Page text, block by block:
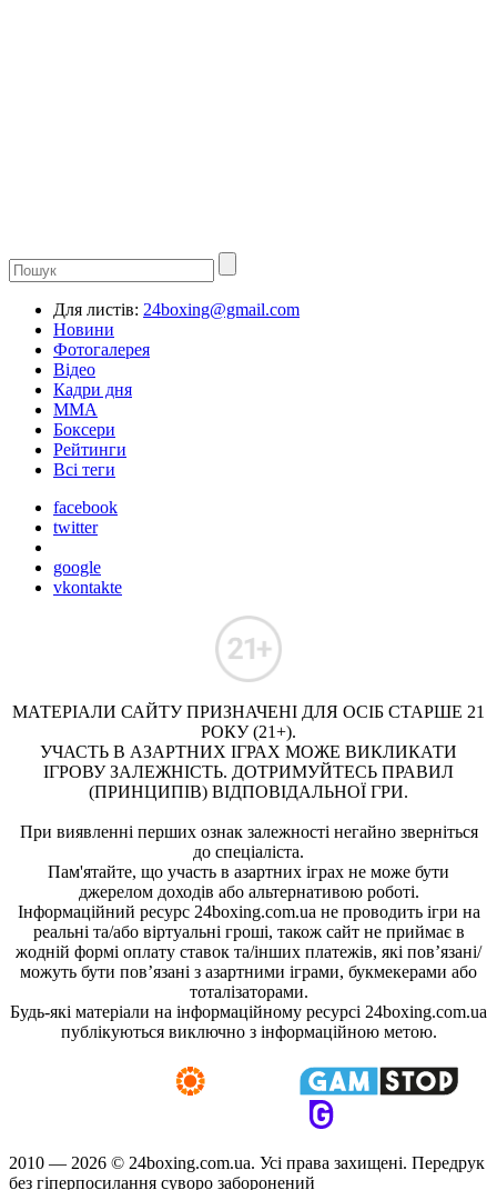
Для листів: 24boxing@gmail.com
Новини
Фотогалерея
Відео
Кадри дня
ММА
Боксери
Рейтинги
Всі теги
facebook
twitter
google
vkontakte
МАТЕРІАЛИ САЙТУ ПРИЗНАЧЕНІ ДЛЯ ОСІБ СТАРШЕ 21
РОКУ (21+).
УЧАСТЬ В АЗАРТНИХ ІГРАХ МОЖЕ ВИКЛИКАТИ
ІГРОВУ ЗАЛЕЖНІСТЬ. ДОТРИМУЙТЕСЬ ПРАВИЛ
(ПРИНЦИПІВ) ВІДПОВІДАЛЬНОЇ ГРИ.
При виявленні перших ознак залежності негайно зверніться
до спеціаліста.
Пам'ятайте, що участь в азартних іграх не може бути
джерелом доходів або альтернативою роботі.
Інформаційний ресурс 24boxing.com.ua не проводить ігри на
реальні та/або віртуальні гроші, також сайт не приймає в
жодній формі оплату ставок та/інших платежів, які пов’язані/
можуть бути пов’язані з азартними іграми, букмекерами або
тоталізаторами.
Будь-які матеріали на інформаційному ресурсі 24boxing.com.ua
публікуються виключно з інформаційною метою.
2010 — 2026 © 24boxing.com.ua. Усi права захищенi. Передрук
без гіперпосилання суворо заборонений